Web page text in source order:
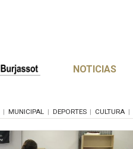
NOTICIAS
MUNICIPAL DEPORTES CULTURA